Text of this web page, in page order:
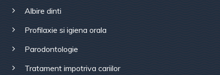
Albire dinti
Profilaxie si igiena orala
Parodontologie
Tratament impotriva cariilor